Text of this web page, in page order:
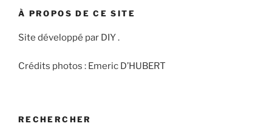
À PROPOS DE CE SITE
Site développé par DIY .
Crédits photos : Emeric D’HUBERT
RECHERCHER